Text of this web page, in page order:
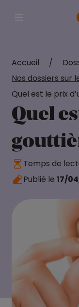
Afficher la
Accueil /
Nos dossiers sur
Quel est le prix
Quel
Temps de
Publié le 17/